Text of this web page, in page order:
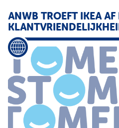
ANWB TROEFT IKEA AF